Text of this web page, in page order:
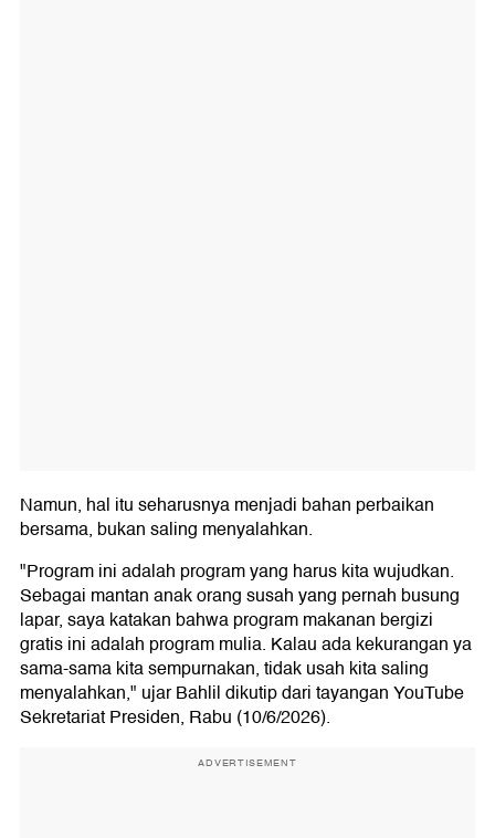
Namun, hal itu seharusnya menjadi bahan perbaikan
bersama, bukan saling menyalahkan.
"Program ini adalah program yang harus kita wujudkan.
Sebagai mantan anak orang susah yang pernah busung
lapar, saya katakan bahwa program makanan bergizi
gratis ini adalah program mulia. Kalau ada kekurangan ya
sama-sama kita sempurnakan, tidak usah kita saling
menyalahkan," ujar Bahlil dikutip dari tayangan YouTube
Sekretariat Presiden, Rabu (10/6/2026).
ADVERTISEMENT